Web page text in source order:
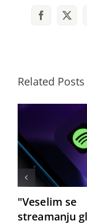
Facebook
X
Related Posts
"Veselim se
streamanju